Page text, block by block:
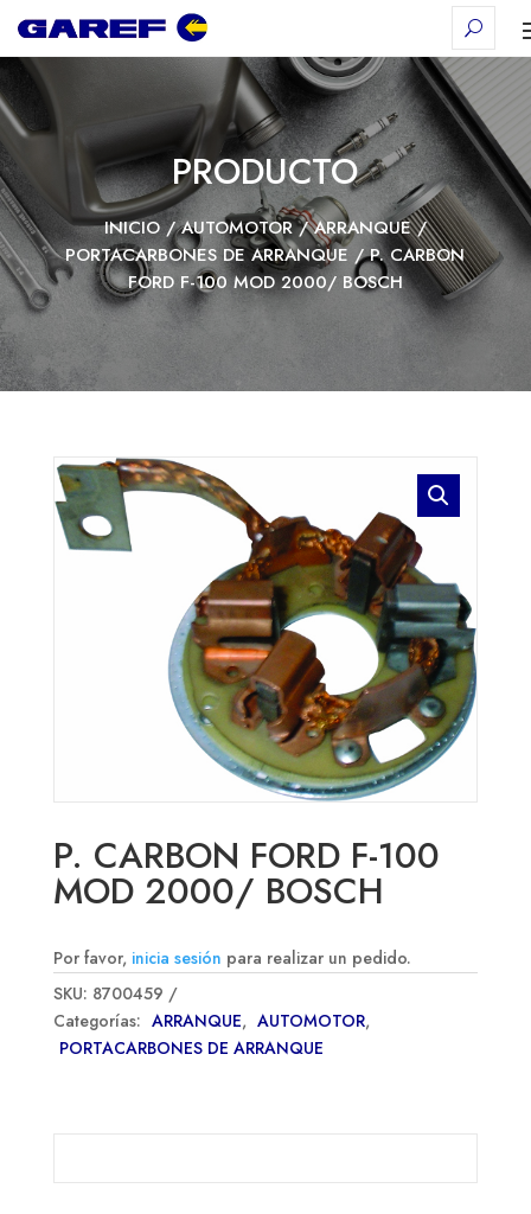
PRODUCTO
INICIO/AUTOMOTOR/ARRANQUE/
PORTACARBONES DE ARRANQUE / P. CARBON
FORD F-100 MOD 2000/ BOSCH
P. CARBON FORD F-100
MOD 2000/ BOSCH
Por favor, inicia sesión para realizar un pedido.
SKU: 8700459
Categorías: ARRANQUE, AUTOMOTOR,
PORTACARBONES DE ARRANQUE